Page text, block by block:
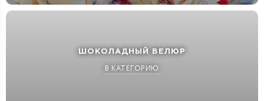
ШОКОЛАДНЫЙ ВЕЛЮР
В КАТЕГОРИЮ